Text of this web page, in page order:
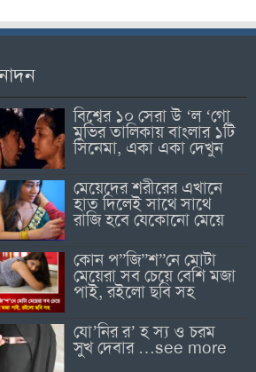
বিশ্বের ১০ সেরা উ ‘ল ‘গো
মুভির তালিকায় বাংলার ১টি
সিনেমা, একা একা দেখুন
মেয়েদের শরীরের এখানে
হাত দিলেই সাথে সাথে
রাজি হবে যেকোনো মেয়ে
কোন প”জি”শ”নে মোটা
মেয়েরা সব চেয়ে বেশি মজা
পাই, রইলো ছবি সহ
যো’নির র’ হ স্য ও চরম
সুখ দেবার …see more